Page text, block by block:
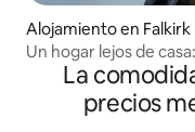
Alojamiento en Falkirk
Un hogar lejos de
estacionamiento
La
precios